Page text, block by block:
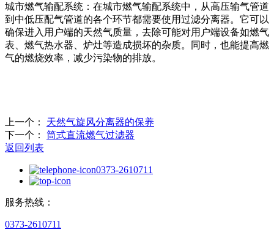
城市燃气输配系统：在城市燃气输配系统中，从高压输气管道
到中低压配气管道的各个环节都需要使用过滤分离器。它可以
确保进入用户端的天然气质量，去除可能对用户端设备如燃气
表、燃气热水器、炉灶等造成损坏的杂质。同时，也能提高燃
气的燃烧效率，减少污染物的排放。
上一个：
天然气旋风分离器的保养
下一个：
筒式直流燃气过滤器
返回列表
0373-2610711
服务热线：
0373-2610711